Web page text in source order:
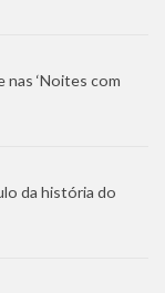
nas ‘Noites com
da história do